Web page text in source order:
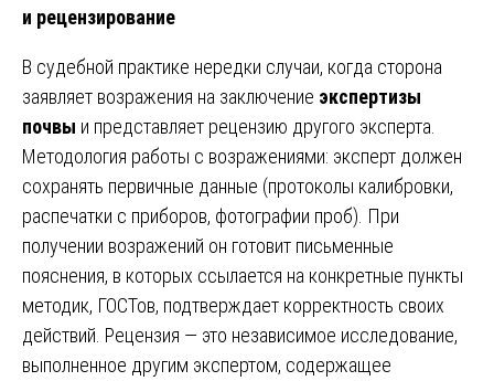
и рецензирование
В судебной практике нередки случаи, когда сторона
заявляет возражения на заключение экспертизы
почвы и представляет рецензию другого эксперта.
Методология работы с возражениями: эксперт должен
сохранять первичные данные (протоколы калибровки,
распечатки с приборов, фотографии проб). При
получении возражений он готовит письменные
пояснения, в которых ссылается на конкретные пункты
методик, ГОСТов, подтверждает корректность своих
действий. Рецензия — это независимое исследование,
выполненное другим экспертом, содержащее